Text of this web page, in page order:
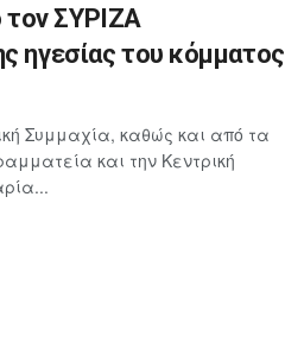
ΣΥΡΙΖΑ
ηγεσίας του κόμματος
Συμμαχία, καθώς και από τα
και την Κεντρική